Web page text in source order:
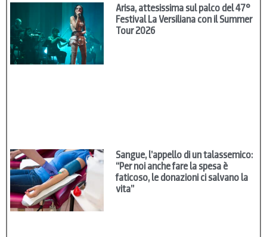
Arisa, attesissima sul palco del 47°
Festival La Versiliana con il Summer
Tour 2026
Sangue, l’appello di un talassemico:
“Per noi anche fare la spesa è
faticoso, le donazioni ci salvano la
vita”